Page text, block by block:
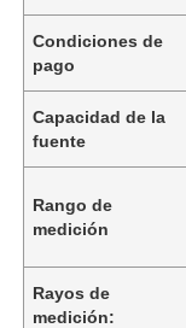
Condiciones de
pago
Capacidad de la
fuente
Rango de
medición
Rayos de
medición: